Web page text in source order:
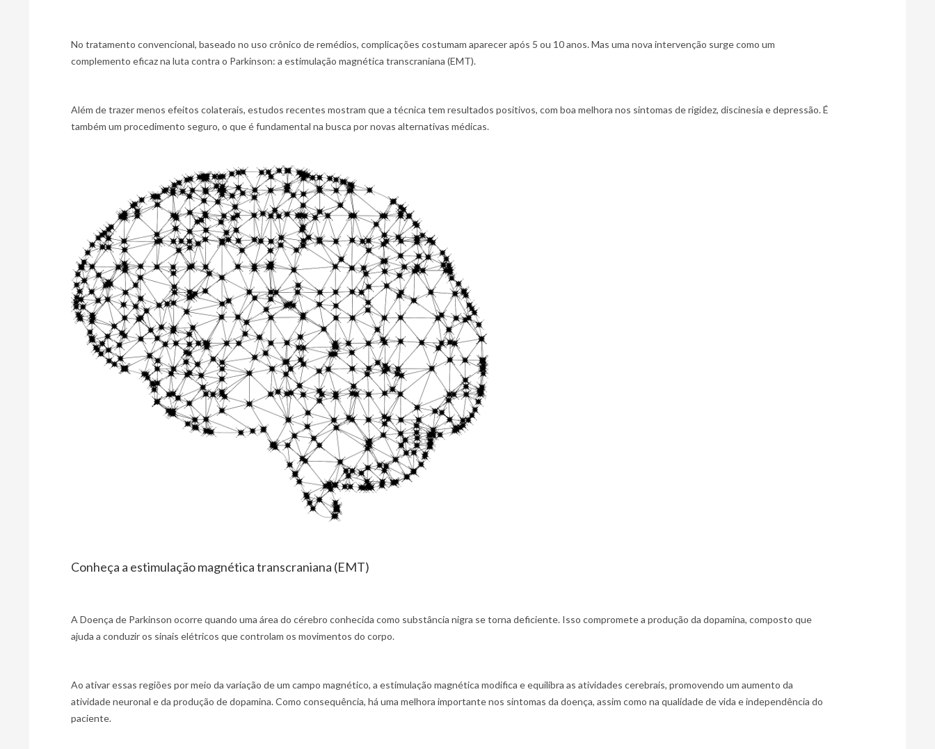
No tratamento convencional, baseado no uso crônico de remédios, complicações costumam aparecer após 5 ou 10 anos. Mas uma nova intervenção surge como um
complemento eficaz na luta contra o Parkinson: a estimulação magnética transcraniana (EMT).
Além de trazer menos efeitos colaterais, estudos recentes mostram que a técnica tem resultados positivos, com boa melhora nos sintomas de rigidez, discinesia e depressão. É
também um procedimento seguro, o que é fundamental na busca por novas alternativas médicas.
Conheça a estimulação magnética transcraniana (EMT)
A Doença de Parkinson ocorre quando uma área do cérebro conhecida como substância nigra se torna deficiente. Isso compromete a produção da dopamina, composto que
ajuda a conduzir os sinais elétricos que controlam os movimentos do corpo.
Ao ativar essas regiões por meio da variação de um campo magnético, a estimulação magnética modifica e equilibra as atividades cerebrais, promovendo um aumento da
atividade neuronal e da produção de dopamina. Como consequência, há uma melhora importante nos sintomas da doença, assim como na qualidade de vida e independência do
paciente.